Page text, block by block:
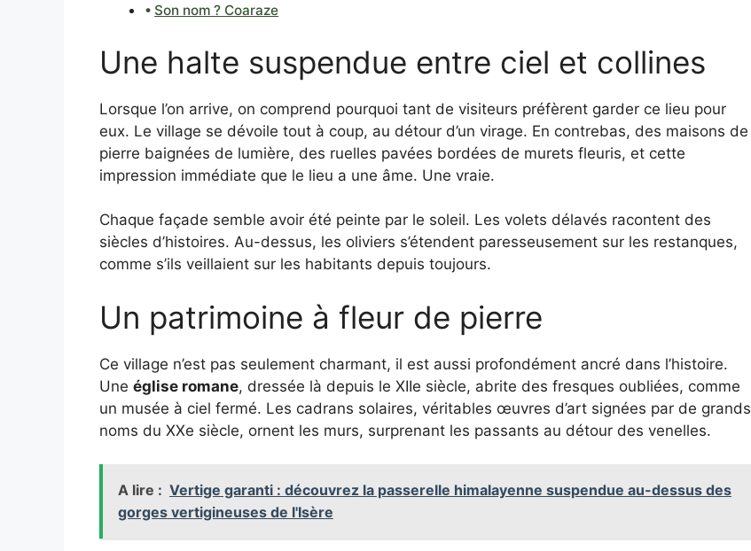
Son nom ? Coaraze
Une halte suspendue entre ciel et collines
Lorsque l’on arrive, on comprend pourquoi tant de visiteurs préfèrent garder ce lieu pour
eux. Le village se dévoile tout à coup, au détour d’un virage. En contrebas, des maisons de
pierre baignées de lumière, des ruelles pavées bordées de murets fleuris, et cette
impression immédiate que le lieu a une âme. Une vraie.
Chaque façade semble avoir été peinte par le soleil. Les volets délavés racontent des
siècles d’histoires. Au-dessus, les oliviers s’étendent paresseusement sur les restanques,
comme s’ils veillaient sur les habitants depuis toujours.
Un patrimoine à fleur de pierre
Ce village n’est pas seulement charmant, il est aussi profondément ancré dans l’histoire.
Une église romane, dressée là depuis le XIIe siècle, abrite des fresques oubliées, comme
un musée à ciel fermé. Les cadrans solaires, véritables œuvres d’art signées par de grands
noms du XXe siècle, ornent les murs, surprenant les passants au détour des venelles.
A lire : Vertige garanti : découvrez la passerelle himalayenne suspendue au-dessus des
gorges vertigineuses de l'Isère